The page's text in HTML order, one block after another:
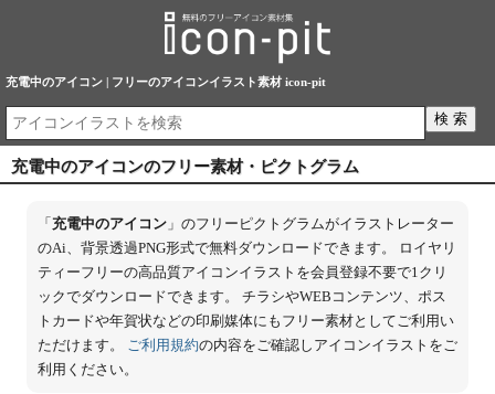
充電中のアイコン | フリーのアイコンイラスト素材 icon-pit
充電中のアイコンのフリー素材・ピクトグラム
「 充電中のアイコン」のフリーピクトグラムがイラストレーター
のAi、背景透過PNG形式で無料ダウンロードできます。 ロイヤリ
ティーフリーの高品質アイコンイラストを会員登録不要で1クリ
ックでダウンロードできます。 チラシやWEBコンテンツ、ポス
トカードや年賀状などの印刷媒体にもフリー素材としてご利用い
ただけます。 ご利用規約の内容をご確認しアイコンイラストをご
利用ください。